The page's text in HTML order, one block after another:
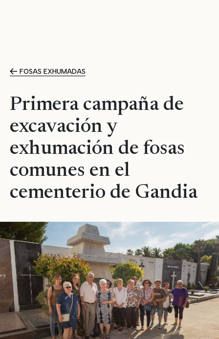
FOSAS EXHUMADAS
Primera campaña de
excavación y
exhumación de fosas
comunes en el
cementerio de Gandia